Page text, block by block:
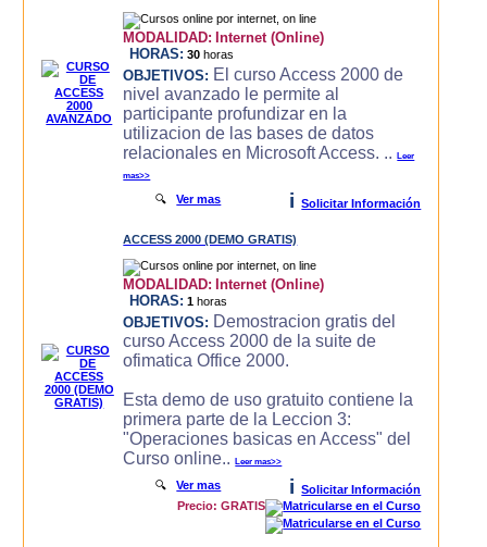
MODALIDAD: Internet (Online)
HORAS: 30 horas
OBJETIVOS: El curso Access 2000 de
nivel avanzado le permite al
participante profundizar en la
utilizacion de las bases de datos
relacionales en Microsoft Access. ..Leer
mas>>
🔍Ver mas i Solicitar Información
ACCESS 2000 (DEMO GRATIS)
MODALIDAD: Internet (Online)
HORAS: 1 horas
OBJETIVOS: Demostracion gratis del
curso Access 2000 de la suite de
ofimatica Office 2000.
Esta demo de uso gratuito contiene la
primera parte de la Leccion 3:
"Operaciones basicas en Access" del
Curso online..Leer mas>>
🔍Ver mas i
Solicitar Información
Precio: GRATIS